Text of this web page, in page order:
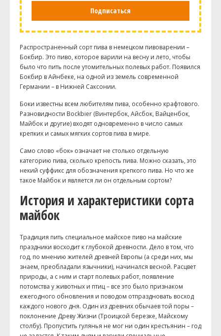
Подписаться
Распространенный сорт пива в немецком пивоварении –
Бокбир. Это пиво, которое варили на весну и лето, чтобы
было что пить после утомительных полевых работ. Появился
Бокбир в Айнбеке, на одной из земель современной
Германии – в Нижней Саксонии.
Боки известны всем любителям пива, особенно крафтового.
Разновидности Bockbier (Винтербок, Айсбок, Вайценбок,
Майбок и другие) входят одновременно в число самых
крепких и самых мягких сортов пива в мире.
Само слово «бок» означает не столько отдельную
категорию пива, сколько крепость пива. Можно сказать, это
некий суффикс для обозначения крепкого пива. Но что же
такое Майбок и является ли он отдельным сортом?
История и характеристики сорта
майбок
Традиция пить специальное майское пиво на майские
праздники восходит к глубокой древности. Дело в том, что
год, по мнению жителей древней Европы (а среди них, мы
знаем, преобладали язычники), начинался весной. Расцвет
природы, а с ним и старт полевых работ, появление
потомства у животных и птиц – все это было признаком
ежегодного обновления и поводом отпраздновать восход
каждого нового дня. Один из древних обычаев той поры –
поклонение Древу Жизни (Троицкой березке, Майскому
столбу). Пропустить гулянья не мог ни один крестьянин – год